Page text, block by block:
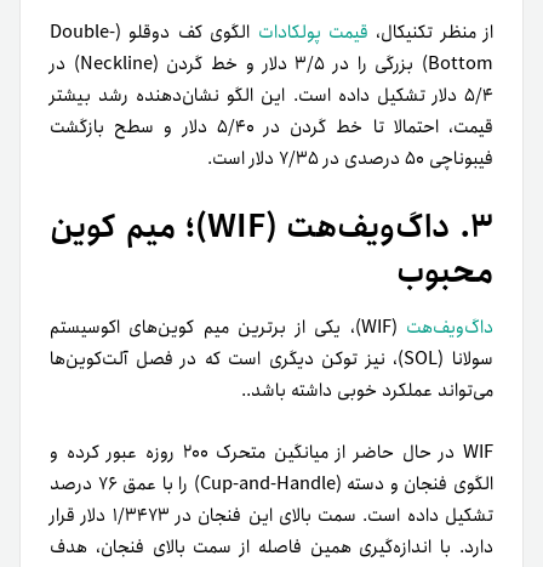
از منظر تکنیکال، قیمت پولکادات
الگوی کف دوقلو (Double-
Bottom) بزرگی را در ۳/۵ دلار و خط گردن (Neckline) در
۵/۴ دلار تشکیل داده است. این الگو نشان‌دهنده رشد بیشتر
قیمت، احتمالا تا خط گردن در ۵/۴۰ دلار و سطح بازگشت
فیبوناچی ۵۰ درصدی در ۷/۳۵ دلار است.
۳. داگ‌ویف‌هت (WIF)؛ میم کوین
محبوب
داگ‌ویف‌هت
(WIF)، یکی از برترین میم کوین‌های اکوسیستم
سولانا (SOL)، نیز توکن دیگری است که در فصل آلت‌کوین‌ها
می‌تواند عملکرد خوبی داشته باشد..
WIF در حال حاضر از میانگین متحرک ۲۰۰ روزه عبور کرده و
الگوی فنجان و دسته (Cup-and-Handle) را با عمق ۷۶ درصد
تشکیل داده است. سمت بالای این فنجان در ۱/۳۴۷۳ دلار قرار
دارد. با اندازه‌گیری همین فاصله از سمت بالای فنجان، هدف